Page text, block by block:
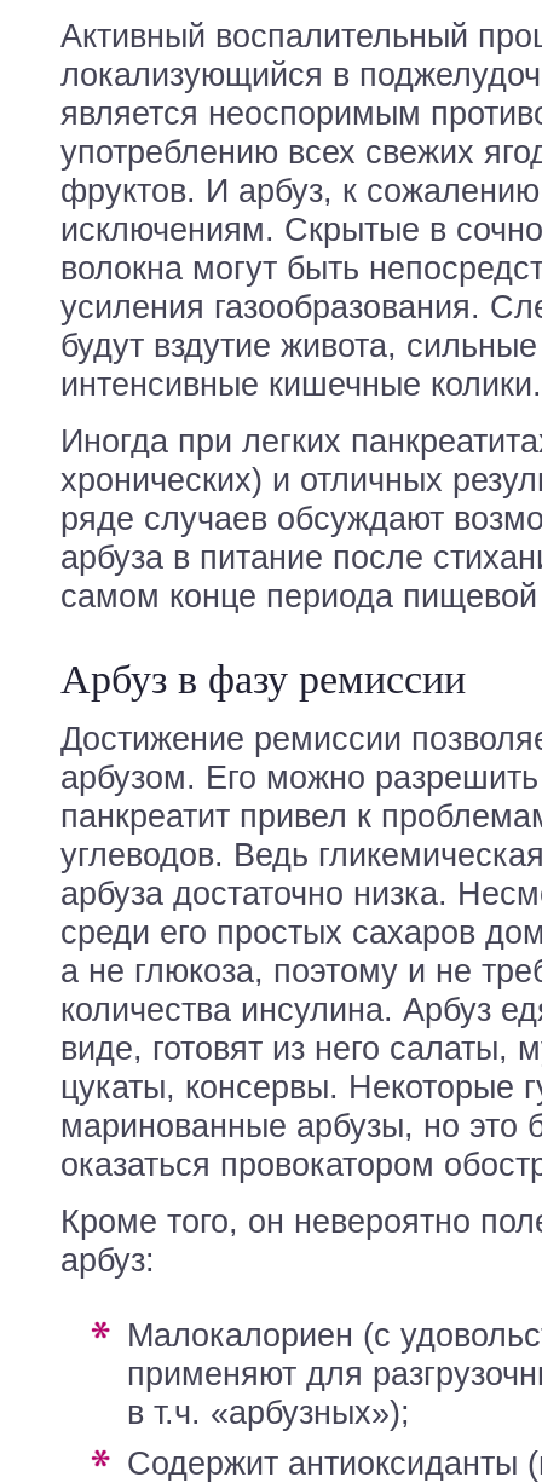
Активный воспалительный
локализующийся в
является неоспоримым
употреблению всех свежих
фруктов. И арбуз, к
исключениям. Скрытые в
волокна могут быть
усиления газообразования.
будут вздутие живота,
интенсивные кишечные колики.
Иногда при легких
хронических) и отличных
ряде случаев обсуждают
арбуза в питание после
самом конце периода
Арбуз в фазу ремиссии
Достижение ремиссии
арбузом. Его можно
панкреатит привел к
углеводов. Ведь
арбуза достаточно низка.
среди его простых сахаров
а не глюкоза, поэтому и не
количества инсулина. Арбуз
виде, готовят из него салаты,
цукаты, консервы. Некоторые
маринованные арбузы, но это
оказаться провокатором
Кроме того, он невероятно
арбуз:
малокалориен (с удовольствием
применяют для
в т.ч. «арбузных»);
содержит антиоксиданты (например,